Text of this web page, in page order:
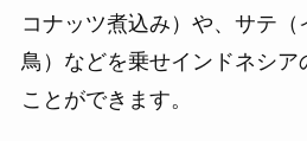
コナッツ煮込み）や、サテ（
鳥）などを乗せインドネシア
ことができます。